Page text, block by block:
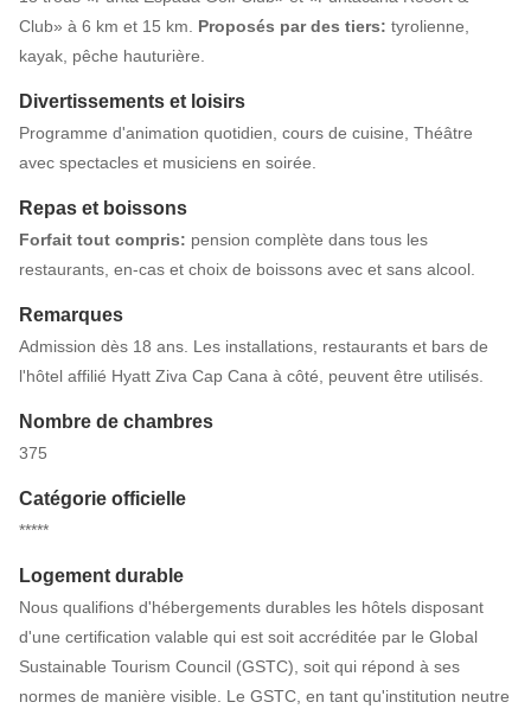
Club» à 6 km et 15 km. Proposés par des tiers: tyrolienne,
kayak, pêche hauturière.
Divertissements et loisirs
Programme d'animation quotidien, cours de cuisine, Théâtre
avec spectacles et musiciens en soirée.
Repas et boissons
Forfait tout compris: pension complète dans tous les
restaurants, en-cas et choix de boissons avec et sans alcool.
Remarques
Admission dès 18 ans. Les installations, restaurants et bars de
l'hôtel affilié Hyatt Ziva Cap Cana à côté, peuvent être utilisés.
Nombre de chambres
375
Catégorie officielle
*****
Logement durable
Nous qualifions d'hébergements durables les hôtels disposant
d'une certification valable qui est soit accréditée par le Global
Sustainable Tourism Council (GSTC), soit qui répond à ses
normes de manière visible. Le GSTC, en tant qu'institution neutre